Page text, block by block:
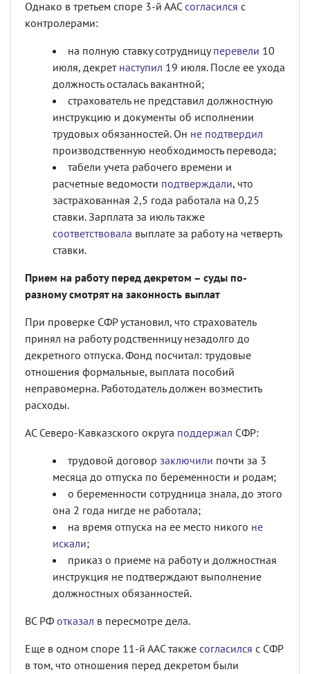
Однако в третьем споре 3-й ААСсогласился с
контролерами:
на полную ставку сотрудницуперевели 10
июля, декрет наступил 19 июля. После ее ухода
должность осталась вакантной;
страхователь не представил должностную
инструкцию и документы об исполнении
трудовых обязанностей. Он не подтвердил
производственную необходимость перевода;
табели учета рабочего времени и
расчетные ведомости подтверждали, что
застрахованная 2,5 года работала на 0,25
ставки. Зарплата за июль также
соответствовала выплате за работу на четверть
ставки.
Прием на работу перед декретом – суды по-
разному смотрят на законность выплат
При проверке СФР установил, что страхователь
принял на работу родственницу незадолго до
декретного отпуска. Фонд посчитал: трудовые
отношения формальные, выплата пособий
неправомерна. Работодатель должен возместить
расходы.
АС Северо-Кавказского округа поддержал СФР:
трудовой договор заключили почти за 3
месяца до отпуска по беременности и родам;
о беременности сотрудница знала, до этого
она 2 года нигде не работала;
на время отпуска на ее место никого не
искали;
приказ о приеме на работу и должностная
инструкция не подтверждают выполнение
должностных обязанностей.
ВС РФ отказал в пересмотре дела.
Еще в одном споре 11-й ААС также согласился с СФР
в том, что отношения перед декретом были